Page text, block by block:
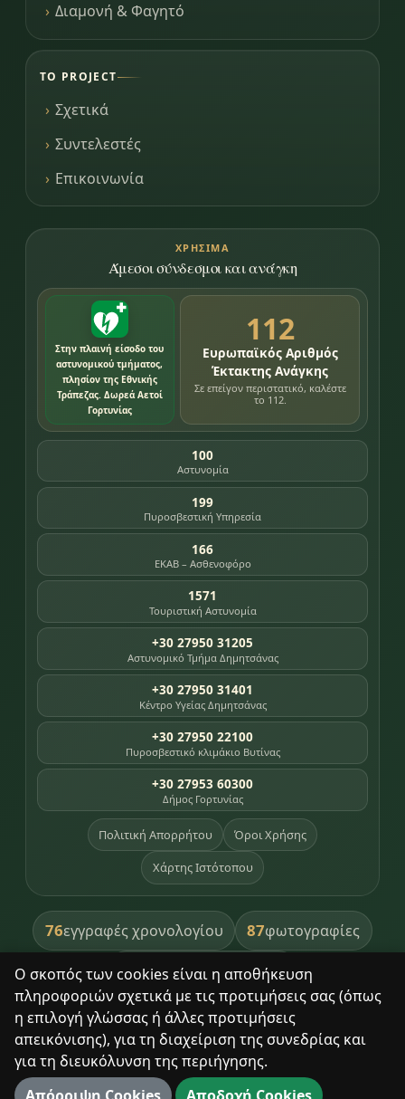
Ο σκοπός των cookies είναι η αποθήκευση
πληροφοριών σχετικά με τις προτιμήσεις σας (όπως
η επιλογή γλώσσας ή άλλες προτιμήσεις
απεικόνισης), για τη διαχείριση της συνεδρίας και
για τη διευκόλυνση της περιήγησης.
Διαμονή & Φαγητό
ΤΟ PROJECT
Σχετικά
Συντελεστές
Επικοινωνία
ΧΡΉΣΙΜΑ
Άμεσοι σύνδεσμοι και ανάγκη
Στην πλαινή είσοδο του
αστυνομικού τμήματος,
πλησίον της Εθνικής
Τράπεζας. Δωρεά Αετοί
Γορτυνίας
112
Ευρωπαϊκός Αριθμός
Έκτακτης Ανάγκης
Σε επείγον περιστατικό, καλέστε
το 112.
100
Αστυνομία
199
Πυροσβεστική Υπηρεσία
166
ΕΚΑΒ – Ασθενοφόρο
1571
Τουριστική Αστυνομία
+30 27950 31205
Αστυνομικό Τμήμα Δημητσάνας
+30 27950 31401
Κέντρο Υγείας Δημητσάνας
+30 27950 22100
Πυροσβεστικό κλιμάκιο Βυτίνας
+30 27953 60300
Δήμος Γορτυνίας
Πολιτική Απορρήτου Όροι Χρήσης
Χάρτης Ιστότοπου
76εγγραφές χρονολογίου 87φωτογραφίες
391βιβλία βιβλιοθήκης
8σημεία κληρονομιάς
Με σεβασμό στον τόπο και τους ανθρώπους του.
© 2025 Δημητσάνα. Με επιφύλαξη παντός δικαιώματος.